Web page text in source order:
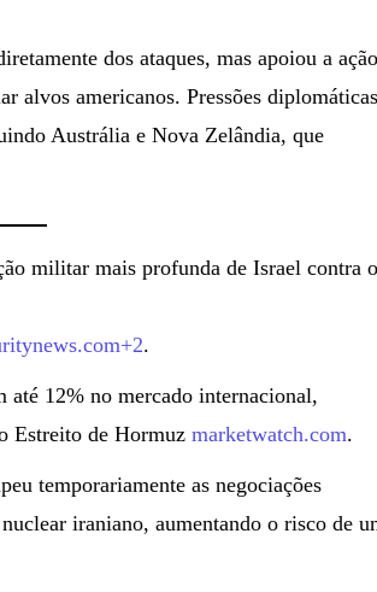
dos ataques, mas apoiou a ação
alvos americanos. Pressões
Austrália e Nova Zelândia, que
militar mais profunda de Israel contra o
.
até 12% no mercado internacional,
Estreito de Hormuzmarketwatch.com.
temporariamente as negociações
iraniano, aumentando o risco de